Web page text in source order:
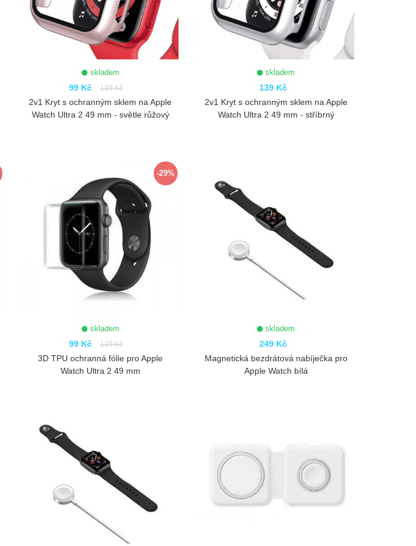
skladem
99 Kč 139 Kč
2v1 Kryt s ochranným sklem na Apple
Watch Ultra 2 49 mm - světle růžový
skladem
139 Kč
2v1 Kryt s ochranným sklem na Apple
Watch Ultra 2 49 mm - stříbrný
-29%
skladem
99 Kč 139 Kč
3D TPU ochranná fólie pro Apple
Watch Ultra 2 49 mm
skladem
249 Kč
Magnetická bezdrátová nabíječka pro
Apple Watch bílá